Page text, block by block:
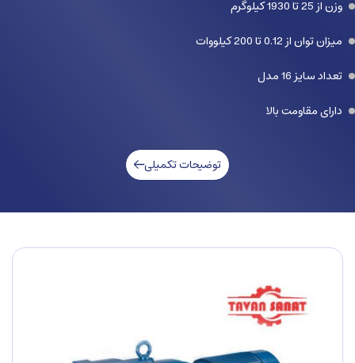
وزن از 25 تا 1930 کیلوگرم
میزان توان از 0.12 تا 200 کیلووات
تعداد سایز 16 مدل
دارای مقاومت بالا
توضیحات تکمیلی